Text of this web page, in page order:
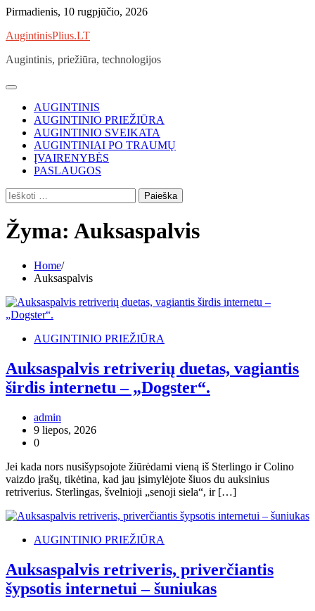
Skip
content
Pirmadienis, 10 rugpjūčio, 2026
AugintinisPlius.LT
Augintinis, priežiūra, technologijos
AUGINTINIS
AUGINTINIO PRIEŽIŪRA
AUGINTINIO SVEIKATA
AUGINTINIAI PO TRAUMŲ
ĮVAIRENYBĖS
PASLAUGOS
Ieškoti:
Žyma: Auksaspalvis
Home
Auksaspalvis
AUGINTINIO PRIEŽIŪRA
Auksaspalvis retriverių duetas, vagiantis
širdis internetu – „Dogster“.
admin
9 liepos, 2026
0
Jei kada nors nusišypsojote žiūrėdami vieną iš Sterlingo ir Colino
vaizdo įrašų, tikėtina, kad jau įsimylėjote šiuos du auksinius
retriverius. Sterlingas, švelnioji „senoji siela“, ir […]
AUGINTINIO PRIEŽIŪRA
Auksaspalvis retriveris, priverčiantis
šypsotis internetui – šuniukas